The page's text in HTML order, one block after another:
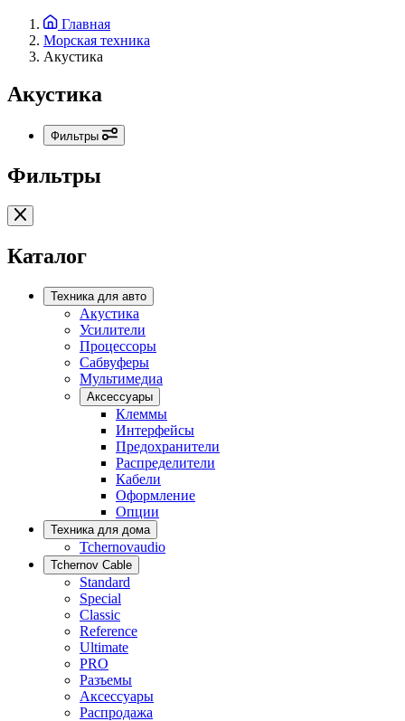
Главная
Морская техника
Акустика
Акустика
Фильтры
Фильтры
Каталог
Техника для авто
Акустика
Усилители
Процессоры
Сабвуферы
Мультимедиа
Аксессуары
Клеммы
Интерфейсы
Предохранители
Распределители
Кабели
Оформление
Опции
Техника для дома
Tchernovaudio
Tchernov Cable
Standard
Special
Classic
Reference
Ultimate
PRO
Разъемы
Аксессуары
Распродажа